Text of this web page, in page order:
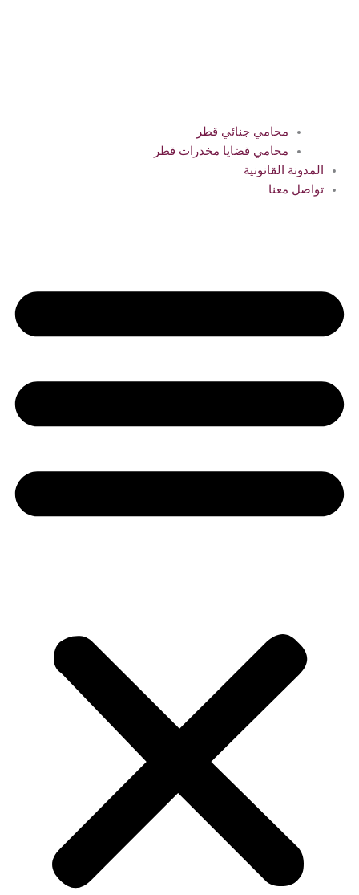
محامي جنائي قطر
محامي قضايا مخدرات قطر
المدونة القانونية
تواصل معنا